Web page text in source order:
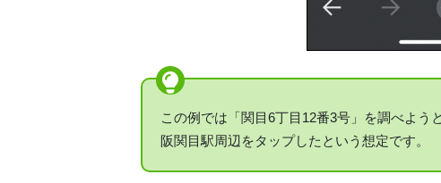
この例では「関目6丁目12番3号」を調べよ
阪関目駅周辺をタップしたという想定です。